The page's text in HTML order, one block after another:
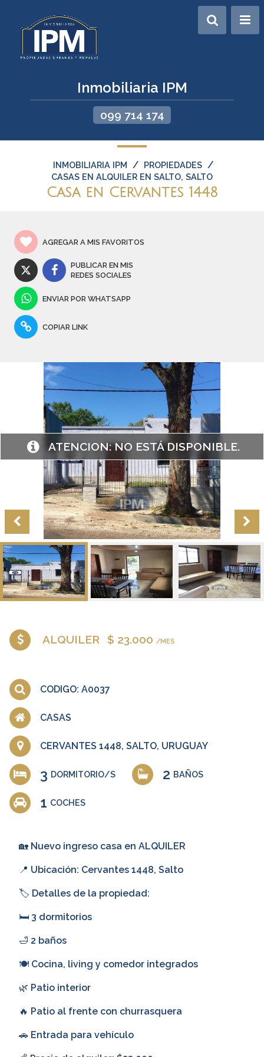
Inmobiliaria IPM
099 714 174
INMOBILIARIA IPM / PROPIEDADES /
CASAS EN ALQUILER EN SALTO, SALTO
Casa en Cervantes 1448
AGREGAR A MIS FAVORITOS
PUBLICAR EN MIS
REDES SOCIALES
ENVIAR POR WHATSAPP
COPIAR LINK
ATENCION:NO ESTÁ DISPONIBLE.
ALQUILER $ 23.000 /MES
CODIGO: A0037
CASAS
CERVANTES 1448, SALTO, URUGUAY
3 DORMITORIO/S 2 BAÑOS
1 COCHES
🏡 Nuevo ingreso casa en ALQUILER
📍 Ubicación: Cervantes 1448, Salto
🏷️ Detalles de la propiedad:
🛏️ 3 dormitorios
🛁 2 baños
🍽️ Cocina, living y comedor integrados
🌿 Patio interior
🔥 Patio al frente con churrasquera
🚗 Entrada para vehículo